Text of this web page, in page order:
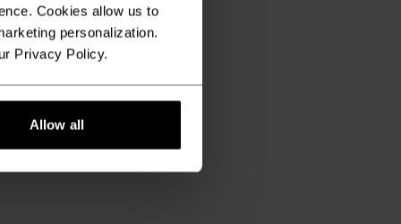
Cookies allow us to
personalization.
Privacy Policy.
Allow all